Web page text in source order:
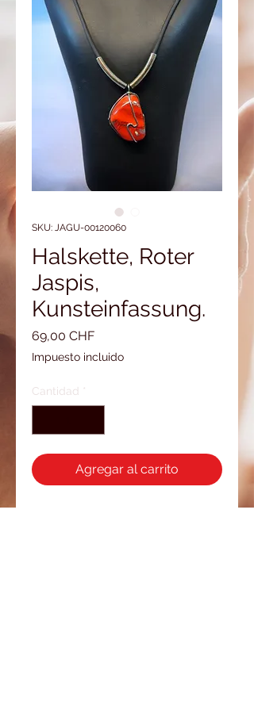
SKU: JAGU-00120060
Halskette, Roter
Jaspis,
Kunsteinfassung.
69,00 CHFPrecio
Impuesto incluido
Cantidad *
Agregar al carrito